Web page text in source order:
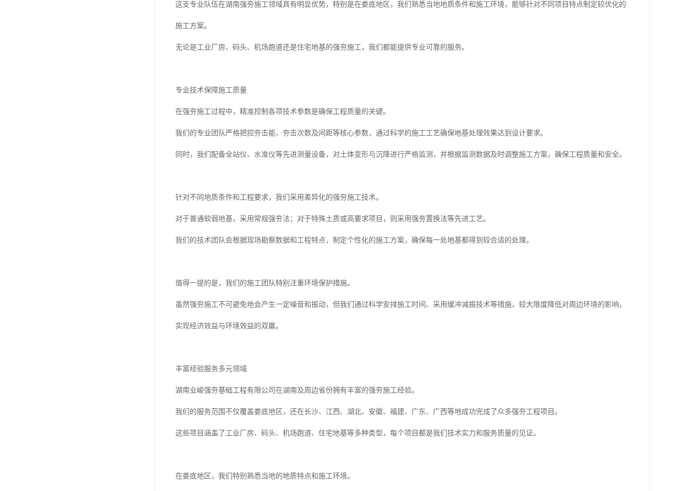
这支专业队伍在湖南强夯施工领域具有明显优势，特别是在娄底地区，我们熟悉当地地质条件和施工环境，能够针对不同项目特点制定较优化的
施工方案。
无论是工业厂房、码头、机场跑道还是住宅地基的强夯施工，我们都能提供专业可靠的服务。
专业技术保障施工质量
在强夯施工过程中，精准控制各项技术参数是确保工程质量的关键。
我们的专业团队严格把控夯击能、夯击次数及间距等核心参数，通过科学的施工工艺确保地基处理效果达到设计要求。
同时，我们配备全站仪、水准仪等先进测量设备，对土体变形与沉降进行严格监测，并根据监测数据及时调整施工方案，确保工程质量和安全。
针对不同地质条件和工程要求，我们采用差异化的强夯施工技术。
对于普通软弱地基，采用常规强夯法；对于特殊土质或高要求项目，则采用强夯置换法等先进工艺。
我们的技术团队会根据现场勘察数据和工程特点，制定个性化的施工方案，确保每一处地基都得到较合适的处理。
值得一提的是，我们的施工团队特别注重环境保护措施。
虽然强夯施工不可避免地会产生一定噪音和振动，但我们通过科学安排施工时间、采用缓冲减振技术等措施，较大限度降低对周边环境的影响，
实现经济效益与环境效益的双赢。
丰富经验服务多元领域
湖南业峻强夯基础工程有限公司在湖南及周边省份拥有丰富的强夯施工经验。
我们的服务范围不仅覆盖娄底地区，还在长沙、江西、湖北、安徽、福建、广东、广西等地成功完成了众多强夯工程项目。
这些项目涵盖了工业厂房、码头、机场跑道、住宅地基等多种类型，每个项目都是我们技术实力和服务质量的见证。
在娄底地区，我们特别熟悉当地的地质特点和施工环境。